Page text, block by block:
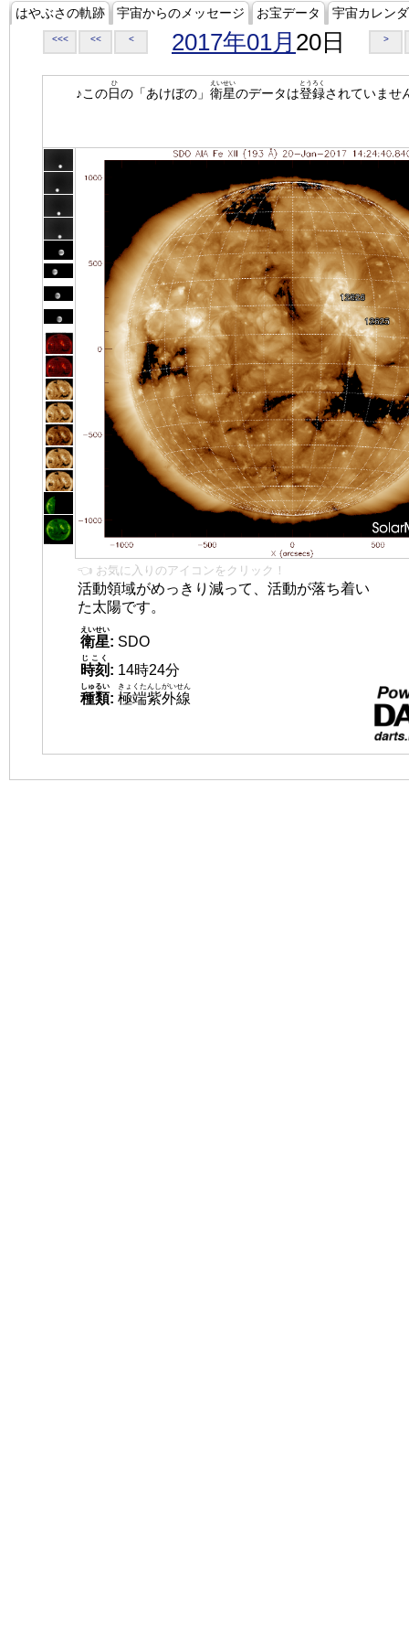
はやぶさの軌跡 宇宙からのメッセージ お宝データ 宇宙カレン
<<< << < 2017年01月 20日 >
♪この日
ひ
の「あけぼの」 衛星
えいせい
のデータは登録
とうろく
されていませ
👈 お気に入りのアイコンをクリック！
活動領域がめっきり減って、活動が落ち着い
た太陽です。
衛星
えいせい
: SDO
時刻
じこく
: 14時24分
種類
しゅるい
: 極端紫外線
きょくたんしがいせん